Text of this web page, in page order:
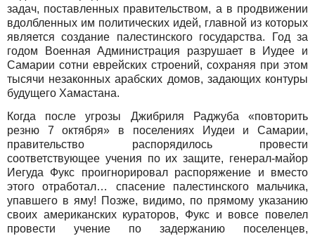
задач, поставленных правительством, а в продвижении
вдолбленных им политических идей, главной из которых
является создание палестинского государства. Год за
годом Военная Администрация разрушает в Иудее и
Самарии сотни еврейских строений, сохраняя при этом
тысячи незаконных арабских домов, задающих контуры
будущего Хамастана.
Когда после угрозы Джибриля Раджуба «повторить
резню 7 октября» в поселениях Иудеи и Самарии,
правительство распорядилось провести
соответствующее учения по их защите, генерал-майор
Иегуда Фукс проигнорировал распоряжение и вместо
этого отработал… спасение палестинского мальчика,
упавшего в яму! Позже, видимо, по прямому указанию
своих американских кураторов, Фукс и вовсе повелел
провести учение по задержанию поселенцев,